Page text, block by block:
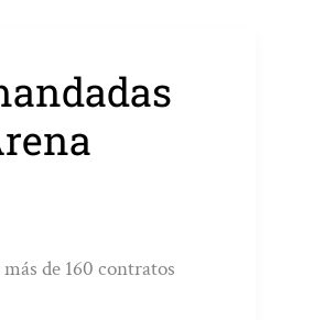
de 160 contratos